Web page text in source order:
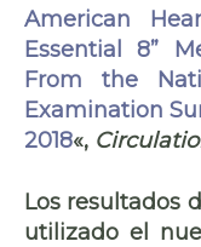
American
Essential 8”
From the
Examination
2018«,
Los resultados
utilizado el